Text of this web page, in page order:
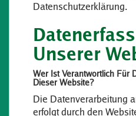
Datenschutzerklärung.
Unserer
Wer Ist Verantwortlich Für
Dieser Website?
Die Datenverarbeitung
erfolgt durch den